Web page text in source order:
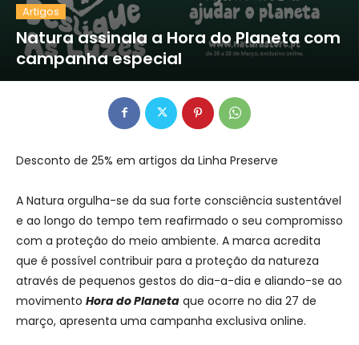
Artigos
Natura assinala a Hora do Planeta com
campanha especial
Desconto de 25% em artigos da Linha Preserve
A Natura orgulha-se da sua forte consciência sustentável
e ao longo do tempo tem reafirmado o seu compromisso
com a proteção do meio ambiente. A marca acredita
que é possível contribuir para a proteção da natureza
através de pequenos gestos do dia-a-dia e aliando-se ao
movimento Hora do Planeta que ocorre no dia 27 de
março, apresenta uma campanha exclusiva online.